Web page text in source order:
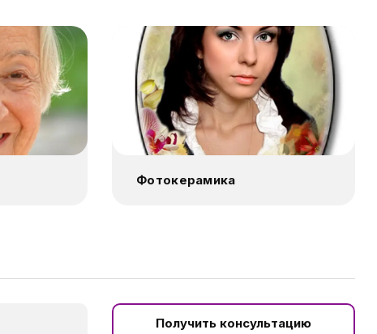
Фотокерамика
Получить консультацию